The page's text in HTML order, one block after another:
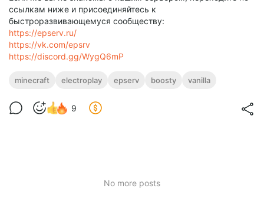
ссылкам ниже и присоединяйтесь к
быстроразвивающемуся сообществу:
https://epserv.ru/
https://vk.com/epsrv
https://discord.gg/WygQ6mP
minecraft electroplay epserv boosty vanilla
9
No more posts